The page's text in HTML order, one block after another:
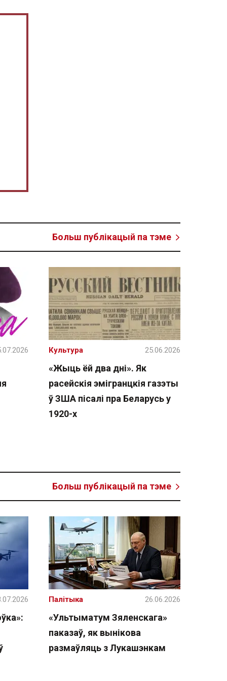
Больш публікацый па тэме
«Жыць ёй два дні». Як
расейскія эмігранцкія газэты
ў ЗША пісалі пра Беларусь у
1920-х
Культура 25.06.2026
Больш публікацый па тэме
«Ультыматум Зяленскага»
паказаў, як вынікова
размаўляць з Лукашэнкам
Палітыка 26.06.2026